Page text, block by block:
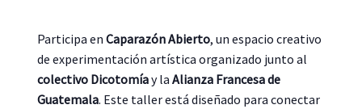
Participa enCaparazón Abierto, un espacio creativo
de experimentación artística organizado junto al
colectivo Dicotomíay laAlianza Francesa de
Guatemala. Este taller está diseñado para conectar